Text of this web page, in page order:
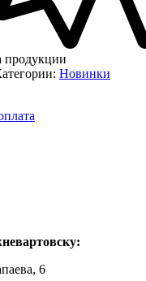
продукции
Новинки
6